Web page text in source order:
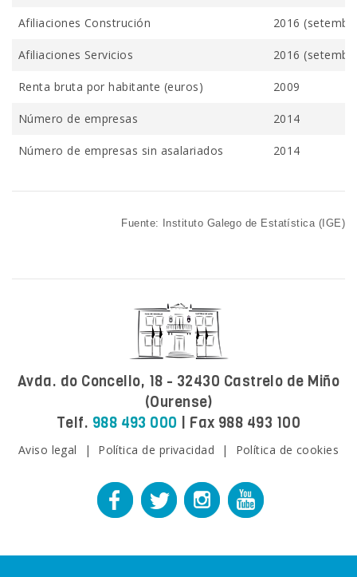
Afiliaciones Construción 2016
Afiliaciones Servicios 2016
Renta bruta por habitante (euros) 2009
Número de empresas 2014
Número de empresas sin asalariados 2014
Fuente: Instituto Galego de Estatística (IGE)
Avda. do Concello, 18 - 32430 Castrelo de Miño
(Ourense)
Telf. 988 493 000 | Fax 988 493 100
Aviso legal | Política de privacidad | Política de cookies